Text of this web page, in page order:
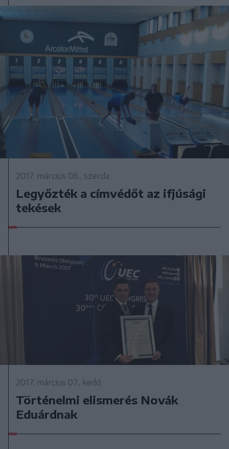
2017. március 08., szerda
Legyőzték a címvédőt az ifjúsági
tekések
2017. március 07., kedd
Történelmi elismerés Novák
Eduárdnak